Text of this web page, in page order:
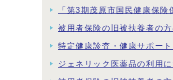
「第3期茂原市国民健康保
被用者保険の旧被扶養者の
特定健康診査・健康サポー
ジェネリック医薬品の利用に